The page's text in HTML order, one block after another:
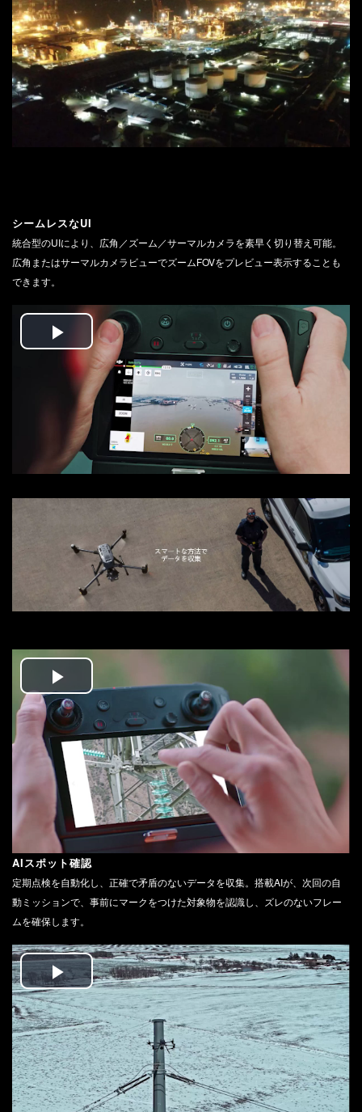
シームレスなUI
統合型のUIにより、広角／ズーム／サーマルカメラを素早く切り替え可能。
広角またはサーマルカメラビューでズームFOVをプレビュー表示することも
できます。
Play
Video
Play
Video
AIスポット確認
定期点検を自動化し、正確で矛盾のないデータを収集。搭載AIが、次回の自
動ミッションで、事前にマークをつけた対象物を認識し、ズレのないフレー
ムを確保します。
Play
Video